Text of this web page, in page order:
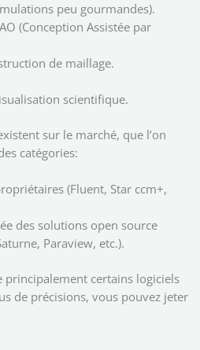
peu gourmandes).
(Conception Assistée par
de maillage.
scientifique.
sur le marché, que l’on
catégories:
(Fluent, Star ccm+,
des solutions open source
Paraview, etc.).
principalement certains logiciels
de précisions, vous pouvez jeter